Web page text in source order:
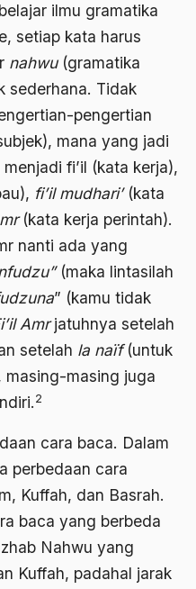
ilmu gramatika
setiap kata harus
nahwu(gramatika
sederhana. Tidak
pengertian
mana yang jadi
fi’il (kata kerja),
fi’il mudhari’ (kata
(kata kerja perintah).
nanti ada yang
(maka lintasilah
” (kamu tidak
Amrjatuhnya setelah
setelah la naïf(untuk
masing-masing juga
2
cara baca. Dalam
perbedaan cara
Kuffah, dan Basrah.
baca yang berbeda
Nahwu yang
Kuffah, padahal jarak